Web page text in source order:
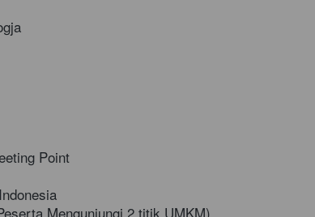
Point
Mengunjungi 2 titik UMKM)